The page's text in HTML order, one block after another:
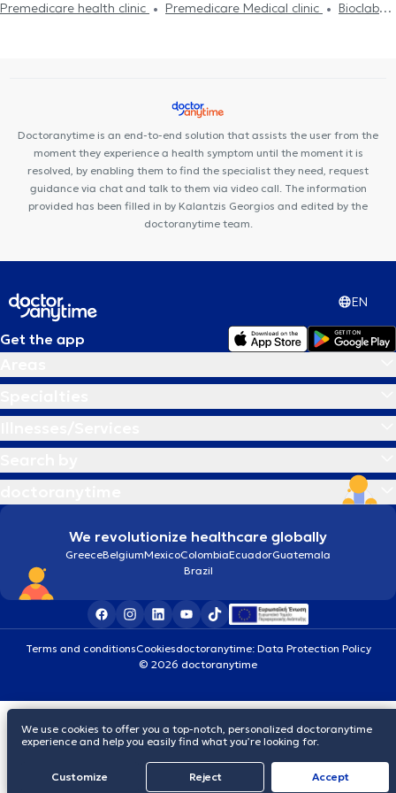
Premedicare health clinic
Premedicare Medical clinic
Bioclab
Doctoranytime is an end-to-end solution that assists the user from the
moment they experience a health symptom until the moment it is
resolved, by enabling them to find the specialist they need, request
guidance via chat and talk to them via video call. The information
provided has been filled in by Kalantzis Georgios and edited by the
doctoranytime team.
EN
Get the app
We revolutionize healthcare globally
GreeceBelgiumMexicoColombiaEcuadorGuatemala
Brazil
Terms and conditionsCookiesdoctoranytime: Data Protection Policy
© 2026 doctoranytime
We use cookies to offer you a top-notch, personalized doctoranytime
experience and help you easily find what you’re looking for.
Customize Reject Accept